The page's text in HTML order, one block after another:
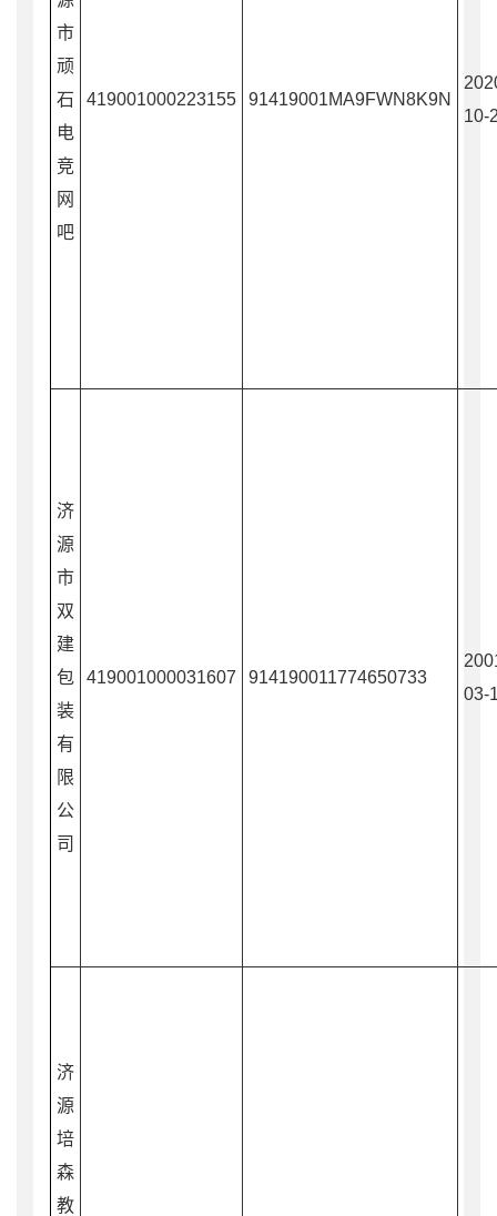
市
顽
石
电
竞
网
吧
419001000223155 91419001MA9FWN8K9N
10-
济
源
市
双
建
包
装
有
限
公
司
419001000031607 914190011774650733
03-
济
源
培
森
教